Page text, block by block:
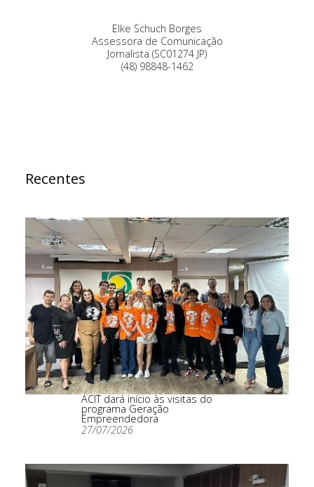
Elke Schuch Borges
Assessora de Comunicação
Jornalista (SC01274 JP)
(48) 98848-1462
Recentes
ACIT dará início às visitas do
programa Geração
Empreendedora
27/07/2026